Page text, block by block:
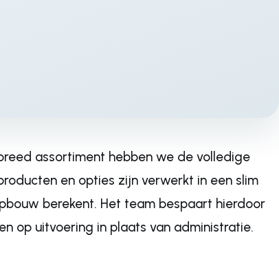
assortiment hebben we de volledige
en opties zijn verwerkt in een slim
berekent. Het team bespaart hierdoor
op uitvoering in plaats van administratie.